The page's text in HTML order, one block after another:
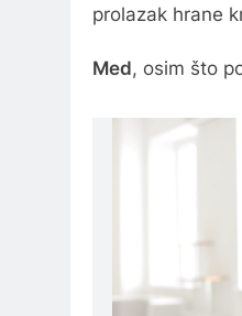
prolazak hrane
Med, osim što